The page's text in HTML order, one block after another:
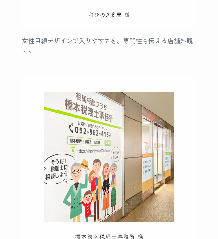
女性目線デザインで入りやすさを。専門性も伝える店舗外観
に。